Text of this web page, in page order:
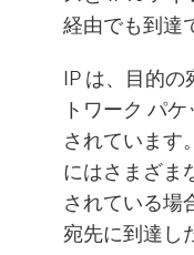
経由でも到達
IP は、目的の
トワーク パ
されています
にはさまざま
されている場
宛先に到達し